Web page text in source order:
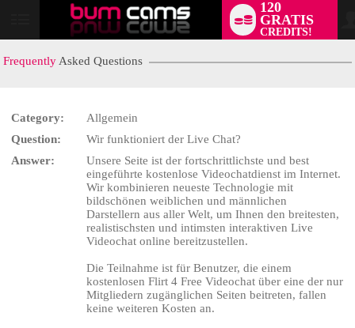
120
GRATIS
CREDITS!
Frequently Asked Questions
Category:
Allgemein
Question:
Wir funktioniert der Live Chat?
Answer:
Unsere Seite ist der fortschrittlichste und best
eingeführte kostenlose Videochatdienst im Internet.
Wir kombinieren neueste Technologie mit
bildschönen weiblichen und männlichen
Darstellern aus aller Welt, um Ihnen den breitesten,
realistischsten und intimsten interaktiven Live
Videochat online bereitzustellen.
Die Teilnahme ist für Benutzer, die einem
kostenlosen Flirt 4 Free Videochat über eine der nur
Mitgliedern zugänglichen Seiten beitreten, fallen
keine weiteren Kosten an.
LIMITED TIME OFFER!